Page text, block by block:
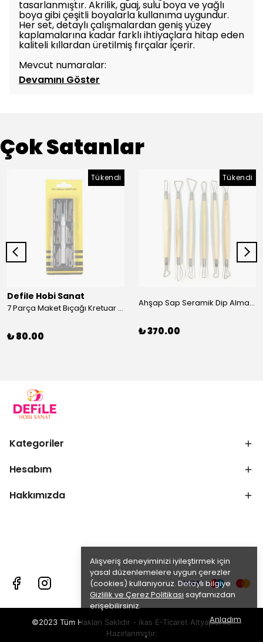
Alışveriş deneyiminizi iyileştirmek için
yasal düzenlemelere uygun çerezler
(cookies) kullanıyoruz. Detaylı bilgiye
Gizlilik ve Çerez Politikası sayfamızdan
erişebilirsiniz.
Anladım
tasarlanmıştır. Akrilik, guaj, sulu boya ve yağlı
boya gibi çeşitli boyalarla kullanıma uygundur.
Her set, detaylı çalışmalardan geniş yüzey
kaplamalarına kadar farklı ihtiyaçlara hitap eden
kaliteli kıllardan üretilmiş fırçalar içerir.
Mevcut numaralar:
Devamını Göster
Çok Satanlar
Tükendi
Defile Hobi Sanat
7 Parça Maket Bıçağı Kretuar Set
₺ 80.00
Tükendi
Ahşap Sap Seramik Dip Alma Seti 6’lı 20 cm
₺ 370.00
Kategoriler
Hesabım
Hakkımızda
©2023 Tüm Hakları Saklıdır - ikas E-Ticaret Altyapısı ile
Hazırlanmıştır.